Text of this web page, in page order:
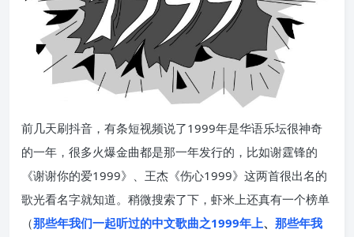
前几天刷抖音，有条短视频说了1999年是华语乐坛很神奇
的一年，很多火爆金曲都是那一年发行的，比如谢霆锋的
《谢谢你的爱1999》、王杰《伤心1999》这两首很出名的
歌光看名字就知道。稍微搜索了下，虾米上还真有一个榜单
（那些年我们一起听过的中文歌曲之1999年上、 那些年我